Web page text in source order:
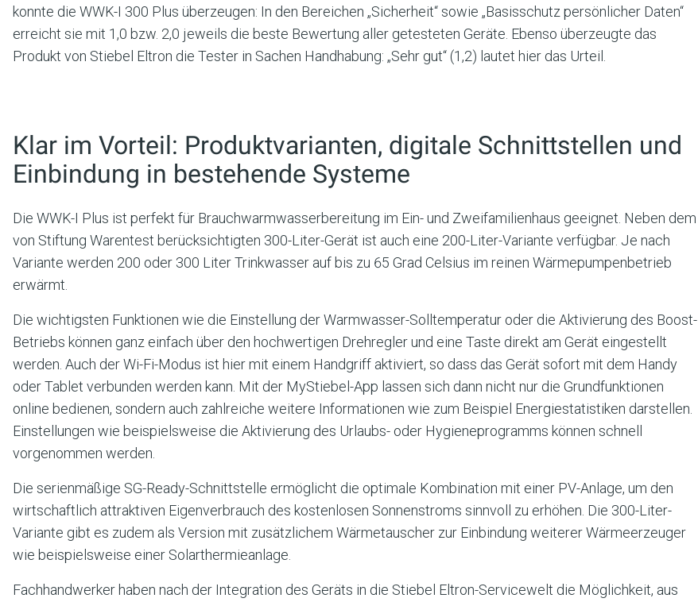
konnte die WWK-I 300 Plus überzeugen: In den Bereichen „Sicherheit“ sowie „Basisschutz persönlicher Daten“
erreicht sie mit 1,0 bzw. 2,0 jeweils die beste Bewertung aller getesteten Geräte. Ebenso überzeugte das
Produkt von Stiebel Eltron die Tester in Sachen Handhabung: „Sehr gut“ (1,2) lautet hier das Urteil.
Klar im Vorteil: Produktvarianten, digitale Schnittstellen und
Einbindung in bestehende Systeme
Die WWK-I Plus ist perfekt für Brauchwarmwasserbereitung im Ein- und Zweifamilienhaus geeignet. Neben dem
von Stiftung Warentest berücksichtigten 300-Liter-Gerät ist auch eine 200-Liter-Variante verfügbar. Je nach
Variante werden 200 oder 300 Liter Trinkwasser auf bis zu 65 Grad Celsius im reinen Wärmepumpenbetrieb
erwärmt.
Die wichtigsten Funktionen wie die Einstellung der Warmwasser-Solltemperatur oder die Aktivierung des Boost-
Betriebs können ganz einfach über den hochwertigen Drehregler und eine Taste direkt am Gerät eingestellt
werden. Auch der Wi-Fi-Modus ist hier mit einem Handgriff aktiviert, so dass das Gerät sofort mit dem Handy
oder Tablet verbunden werden kann. Mit der MyStiebel-App lassen sich dann nicht nur die Grundfunktionen
online bedienen, sondern auch zahlreiche weitere Informationen wie zum Beispiel Energiestatistiken darstellen.
Einstellungen wie beispielsweise die Aktivierung des Urlaubs- oder Hygieneprogramms können schnell
vorgenommen werden.
Die serienmäßige SG-Ready-Schnittstelle ermöglicht die optimale Kombination mit einer PV-Anlage, um den
wirtschaftlich attraktiven Eigenverbrauch des kostenlosen Sonnenstroms sinnvoll zu erhöhen. Die 300-Liter-
Variante gibt es zudem als Version mit zusätzlichem Wärmetauscher zur Einbindung weiterer Wärmeerzeuger
wie beispielsweise einer Solarthermieanlage.
Fachhandwerker haben nach der Integration des Geräts in die Stiebel Eltron-Servicewelt die Möglichkeit, aus